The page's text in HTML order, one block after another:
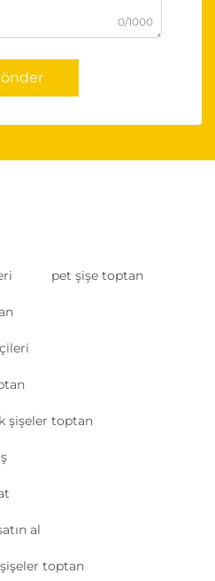
0/1000
pet şişe toptan
şişeler toptan
al
toptan